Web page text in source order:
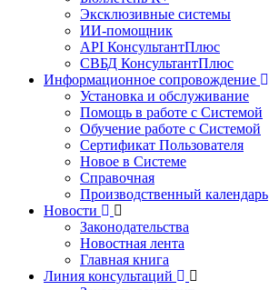
Эксклюзивные системы
ИИ-помощник
API КонсультантПлюс
СВБД КонсультантПлюс
Информационное сопровождение
Установка и обслуживание
Помощь в работе с Системой
Обучение работе с Системой
Сертификат Пользователя
Новое в Системе
Справочная
Производственный календарь
Новости
Законодательства
Новостная лента
Главная книга
Линия консультаций